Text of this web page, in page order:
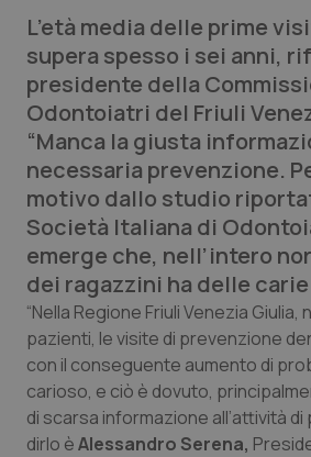
Lettere al direttore
Edizioni Regionali
QS Pro
Professionisti Sanitari.AI
Abruzzo
Basilicata
Calabria
Campania
QS Pro Gold
Artrite & artrosi
Asma & BPCO
Car-T
QS Club Newsletter
L’età media delle prime
supera spesso i sei anni,
presidente della
Odontoiatri del Friuli
“Manca la giusta
necessaria prevenzione.
motivo dallo studio
Società Italiana di
emerge che, nell’intero
dei ragazzini ha delle carie
“Nella Regione Friuli Venezia Giulia,
pazienti, le visite di prevenzione
con il conseguente aumento di
carioso, e ciò è dovuto,
di scarsa informazione all’attività di
dirlo èAlessandro Serena,